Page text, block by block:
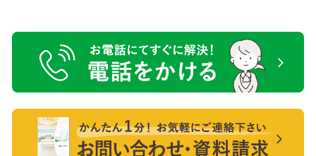
電話をかける【無料】